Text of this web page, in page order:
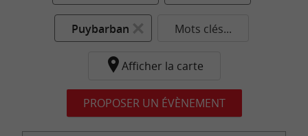
Puybarban Mots clés...
Afficher la carte
PROPOSER UN ÉVÈNEMENT